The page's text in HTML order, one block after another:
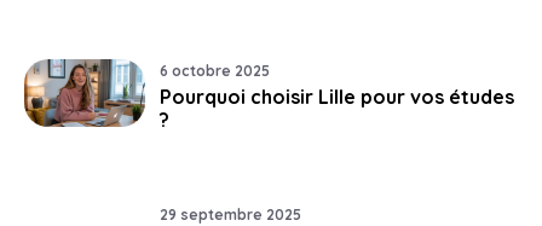
6 octobre 2025
Pourquoi choisir Lille pour vos études
?
29 septembre 2025